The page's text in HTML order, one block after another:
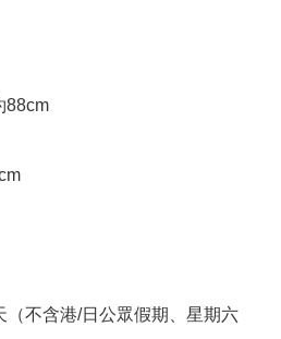
88cm
（不含港/日公眾假期、星期六